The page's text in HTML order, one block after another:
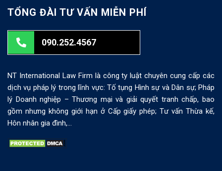
TỔNG ĐÀI TƯ VẤN MIỄN PHÍ
090.252.4567
NT International Law Firm là công ty luật chuyên cung cấp các
dịch vụ pháp lý trong lĩnh vực: Tố tụng Hình sự và Dân sự; Pháp
lý Doanh nghiệp – Thương mại và giải quyết tranh chấp, bao
gồm nhưng không giới hạn ở Cấp giấy phép; Tư vấn Thừa kế,
Hôn nhân gia đình,…